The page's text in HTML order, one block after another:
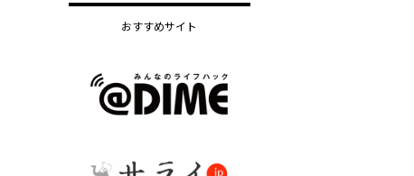
おすすめサイト